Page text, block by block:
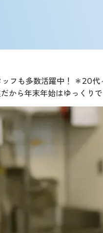
フも多数活躍中！ ＊20
ら年末年始はゆっくりで